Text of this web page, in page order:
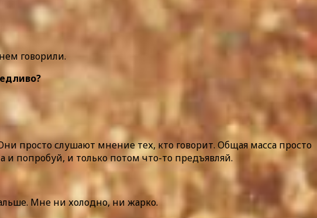
говорили.
просто слушают мнение тех, кто говорит. Общая масса просто
и попробуй, и только потом что-то предъявляй.
Мне ни холодно, ни жарко.